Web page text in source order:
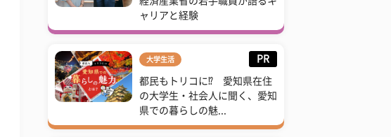
ャリアと経験
大学生活 PR
都民もトリコに⁉ 愛知県在住
の大学生・社会人に聞く、愛知
県での暮らしの魅...